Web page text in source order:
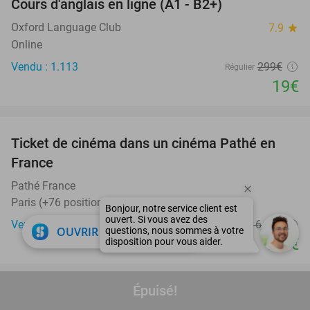
Épuisé!
Cours d'anglais en ligne (A1 - B2+)
Oxford Language Club 7.9 star
Online
Vendu : 1.113
Régulier 299€
19€
40%
Ticket de cinéma dans un cinéma Pathé en
France
Pathé France
Paris (+76 positions) (11 km)
Vendu : 73
Régulier 16,40€
9,90 €
Ticket d'entrée pour Avonturenpark
OUVRIR DANS L'APPLI close